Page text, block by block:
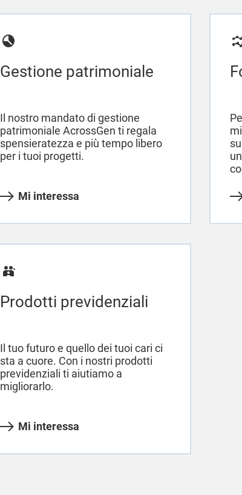
Gestione patrimoniale
Il nostro mandato di gestione
patrimoniale AcrossGen ti regala
spensieratezza e più tempo libero
per i tuoi progetti.
Mi interessa
Prodotti previdenziali
Il tuo futuro e quello dei tuoi cari ci
sta a cuore. Con i nostri prodotti
previdenziali ti aiutiamo a
migliorarlo.
Mi interessa